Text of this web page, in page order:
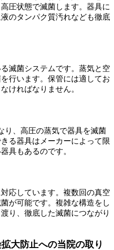
圧状態で滅菌します。器具に
のタンパク質汚れなども徹底
滅菌システムです。蒸気と空
行います。保管には適してお
ければなりません。
り、高圧の蒸気で器具を滅菌
る器具はメーカーによって限
具もあるのです。
応しています。複数回の真空
が可能です。複雑な構造をし
り、徹底した滅菌につながり
大防止への当院の取り